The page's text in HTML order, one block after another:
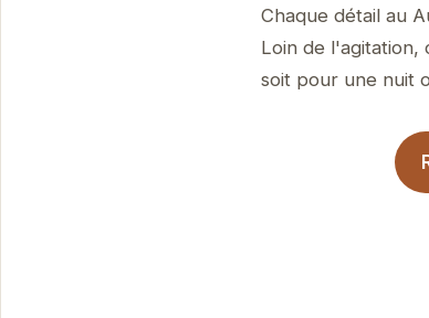
Chaque détail au
Loin de l'agitation,
soit pour une nuit